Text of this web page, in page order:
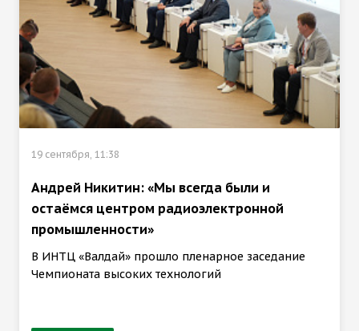
19 сентября, 11:38
Андрей Никитин: «Мы всегда были и
остаёмся центром радиоэлектронной
промышленности»
В ИНТЦ «Валдай» прошло пленарное заседание
Чемпионата высоких технологий